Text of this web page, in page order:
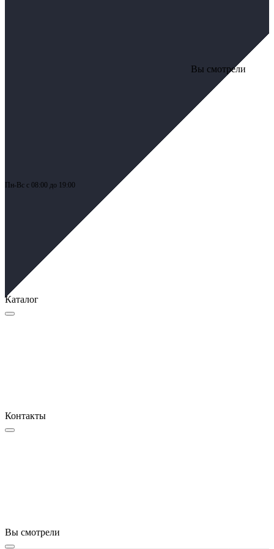
Вы смотрели
Пн- Вс с 08:00 до 19:00
Каталог
Контакты
Вы смотрели